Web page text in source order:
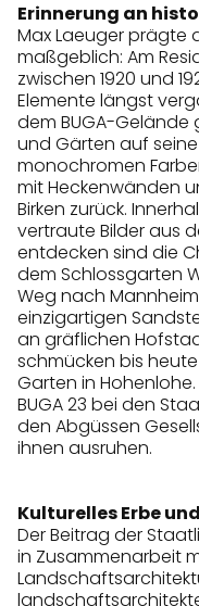
Erinnerung an
Max Laeuger prägte
maßgeblich: Am
zwischen 1920 und
Elemente längst
dem BUGA-Gelände
und Gärten auf
monochromen
mit Heckenwänden
Birken zurück.
vertraute Bilder aus
entdecken sind die
dem Schlossgarten
Weg nach
einzigartigen
an gräflichen
schmücken bis
Garten in
BUGA 23 bei den
den Abgüssen
ihnen ausruhen.
Kulturelles Erbe
Der Beitrag der
in Zusammenarbeit